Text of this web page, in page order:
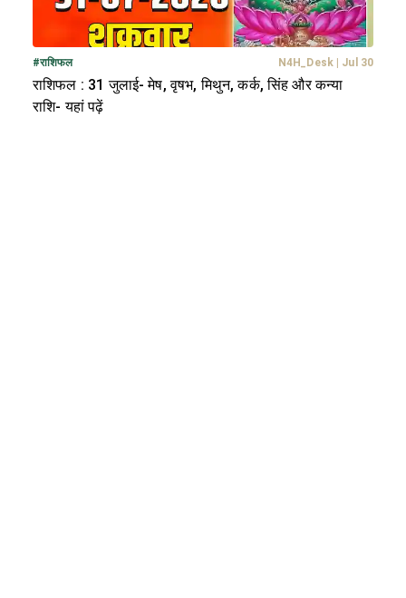
#राशिफल N4H_Desk| Jul 30
राशिफल : 31 जुलाई- मेष, वृषभ, मिथुन, कर्क, सिंह और कन्या
राशि- यहां पढ़ें